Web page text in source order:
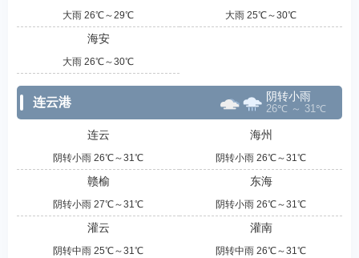
大雨 26℃～29℃ 大雨 25℃～30℃
海安
大雨 26℃～30℃
连云港 阴转小雨
26℃ ～ 31℃
连云
阴转小雨 26℃～31℃
海州
阴转小雨 26℃～31℃
赣榆
阴转小雨 27℃～31℃
东海
阴转小雨 26℃～31℃
灌云
阴转中雨 25℃～31℃
灌南
阴转中雨 26℃～31℃